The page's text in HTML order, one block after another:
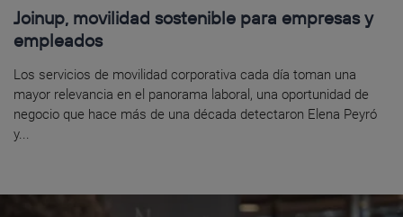
Joinup, movilidad sostenible para empresas y
empleados
Los servicios de movilidad corporativa cada día toman una
mayor relevancia en el panorama laboral, una oportunidad de
negocio que hace más de una década detectaron Elena Peyró
y...